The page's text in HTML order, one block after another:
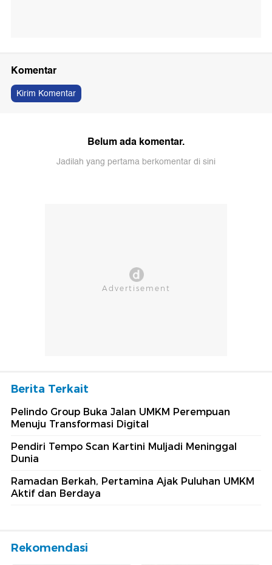
Komentar
Kirim Komentar
Belum ada komentar.
Jadilah yang pertama berkomentar di sini
Berita Terkait
Pelindo Group Buka Jalan UMKM Perempuan
Menuju Transformasi Digital
Pendiri Tempo Scan Kartini Muljadi Meninggal
Dunia
Ramadan Berkah, Pertamina Ajak Puluhan UMKM
Aktif dan Berdaya
Rekomendasi